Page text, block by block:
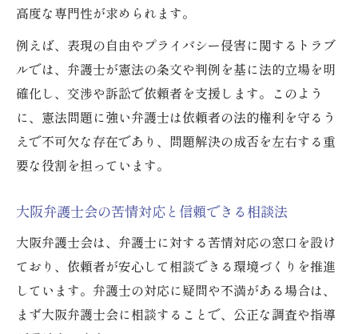
高度な専門性が求められます。
例えば、表現の自由やプライバシー侵害に関するトラブ
ルでは、弁護士が憲法の条文や判例を基に法的立場を明
確化し、交渉や訴訟で依頼者を支援します。このよう
に、憲法問題に強い弁護士は依頼者の法的権利を守るう
えで不可欠な存在であり、問題解決の成否を左右する重
要な役割を担っています。
大阪弁護士会の苦情対応と信頼できる相談法
大阪弁護士会は、弁護士に対する苦情対応の窓口を設け
ており、依頼者が安心して相談できる環境づくりを推進
しています。弁護士の対応に疑問や不満がある場合は、
まず大阪弁護士会に相談することで、公正な調査や指導